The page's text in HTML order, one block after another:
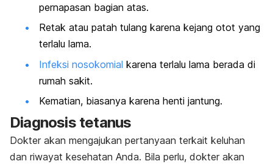
pernapasan bagian atas.
Retak atau patah tulang karena kejang otot yang
terlalu lama.
Infeksi nosokomial karena terlalu lama berada di
rumah sakit.
Kematian, biasanya karena henti jantung.
Diagnosis tetanus
Dokter akan mengajukan pertanyaan terkait keluhan
dan riwayat kesehatan Anda. Bila perlu, dokter akan